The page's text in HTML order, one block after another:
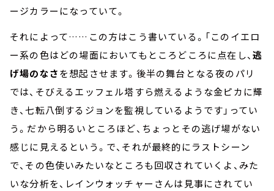
ージカラーになっていて。
それによって……この方はこう書いている。「このイエロ
ー系の色はどの場面においてもところどころに点在し、逃
げ場のなさを想起させます。後半の舞台となる夜のパリ
では、そびえるエッフェル塔すら燃えるような金ピカに輝
き、七転八倒するジョンを監視しているようです」ってい
う。だから明るいところほど、ちょっとその逃げ場がない
感じに見えるという。で、それが最終的にラストシーン
で、その色使いみたいなところも回収されていくよ、みた
いな分析を、レインウォッチャーさんは見事にされてい